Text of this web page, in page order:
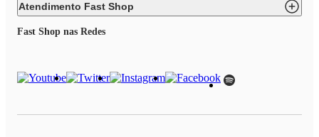
Atendimento Fast Shop
Fast Shop nas Redes